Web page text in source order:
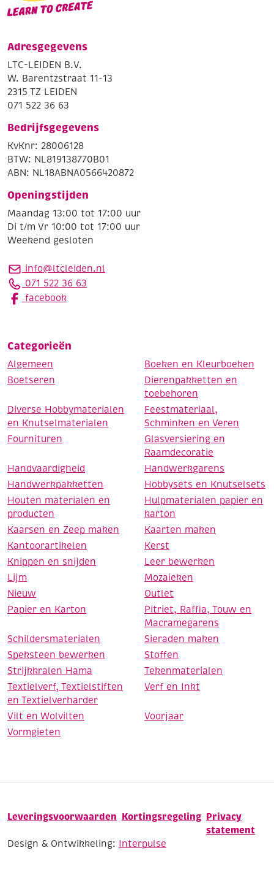
Adresgegevens
LTC-LEIDEN B.V.
W. Barentzstraat 11-13
2315 TZ LEIDEN
071 522 36 63
Bedrijfsgegevens
KvKnr: 28006128
BTW: NL819138770B01
ABN: NL18ABNA0566420872
Openingstijden
Maandag 13:00 tot 17:00 uur
Di t/m Vr 10:00 tot 17:00 uur
Weekend gesloten
info@ltcleiden.nl
071 522 36 63
facebook
Categorieën
Algemeen
Boeken en Kleurboeken
Boetseren
Dierenpakketten en
toebehoren
Diverse Hobbymaterialen
en Knutselmaterialen
Feestmateriaal,
Schminken en Veren
Fournituren
Glasversiering en
Raamdecoratie
Handvaardigheid
Handwerkgarens
Handwerkpakketten
Hobbysets en Knutselsets
Houten materialen en
producten
Hulpmaterialen papier en
karton
Kaarsen en Zeep maken
Kaarten maken
Kantoorartikelen
Kerst
Knippen en snijden
Leer bewerken
Lijm
Mozaieken
Nieuw
Outlet
Papier en Karton
Pitriet, Raffia, Touw en
Macramegarens
Schildersmaterialen
Sieraden maken
Speksteen bewerken
Stoffen
Strijkkralen Hama
Tekenmaterialen
Textielverf, Textielstiften
en Textielverharder
Verf en Inkt
Vilt en Wolvilten
Voorjaar
Vormgieten
Leveringsvoorwaarden Kortingsregeling Privacy
statement
Design & Ontwikkeling: Interpulse